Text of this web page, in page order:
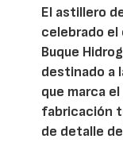
El astillero
celebrado
Buque
destinado a
que marca
fabricación
de detalle